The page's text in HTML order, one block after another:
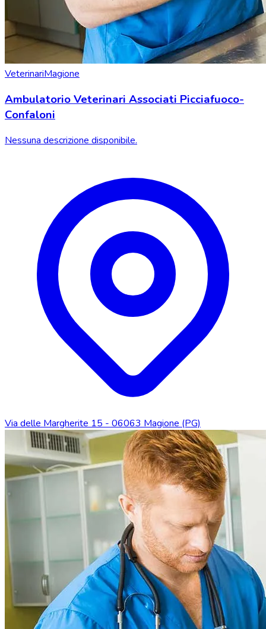
VeterinariMagione
Ambulatorio Veterinari Associati Picciafuoco-
Confaloni
Nessuna descrizione disponibile.
Via delle Margherite 15 - 06063 Magione (PG)